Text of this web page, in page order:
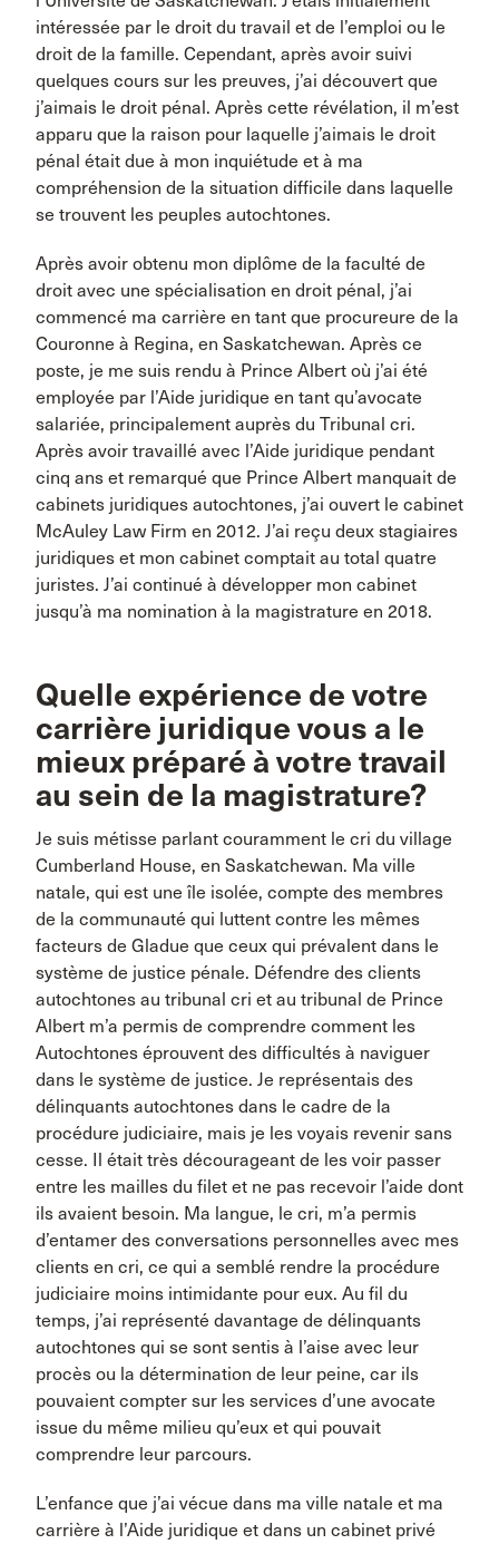
intéressée par le droit du travail et de l’emploi ou le
droit de la famille. Cependant, après avoir suivi
quelques cours sur les preuves, j’ai découvert que
j’aimais le droit pénal. Après cette révélation, il m’est
apparu que la raison pour laquelle j’aimais le droit
pénal était due à mon inquiétude et à ma
compréhension de la situation difficile dans laquelle
se trouvent les peuples autochtones.
Après avoir obtenu mon diplôme de la faculté de
droit avec une spécialisation en droit pénal, j’ai
commencé ma carrière en tant que procureure de la
Couronne à Regina, en Saskatchewan. Après ce
poste, je me suis rendu à Prince Albert où j’ai été
employée par l’Aide juridique en tant qu’avocate
salariée, principalement auprès du Tribunal cri.
Après avoir travaillé avec l’Aide juridique pendant
cinq ans et remarqué que Prince Albert manquait de
cabinets juridiques autochtones, j’ai ouvert le cabinet
McAuley Law Firm en 2012. J’ai reçu deux stagiaires
juridiques et mon cabinet comptait au total quatre
juristes. J’ai continué à développer mon cabinet
jusqu’à ma nomination à la magistrature en 2018.
Quelle expérience de votre
carrière juridique vous a le
mieux préparé à votre travail
au sein de la magistrature?
Je suis métisse parlant couramment le cri du village
Cumberland House, en Saskatchewan. Ma ville
natale, qui est une île isolée, compte des membres
de la communauté qui luttent contre les mêmes
facteurs de Gladue que ceux qui prévalent dans le
système de justice pénale. Défendre des clients
autochtones au tribunal cri et au tribunal de Prince
Albert m’a permis de comprendre comment les
Autochtones éprouvent des difficultés à naviguer
dans le système de justice. Je représentais des
délinquants autochtones dans le cadre de la
procédure judiciaire, mais je les voyais revenir sans
cesse. Il était très décourageant de les voir passer
entre les mailles du filet et ne pas recevoir l’aide dont
ils avaient besoin. Ma langue, le cri, m’a permis
d’entamer des conversations personnelles avec mes
clients en cri, ce qui a semblé rendre la procédure
judiciaire moins intimidante pour eux. Au fil du
temps, j’ai représenté davantage de délinquants
autochtones qui se sont sentis à l’aise avec leur
procès ou la détermination de leur peine, car ils
pouvaient compter sur les services d’une avocate
issue du même milieu qu’eux et qui pouvait
comprendre leur parcours.
L’enfance que j’ai vécue dans ma ville natale et ma
carrière à l’Aide juridique et dans un cabinet privé